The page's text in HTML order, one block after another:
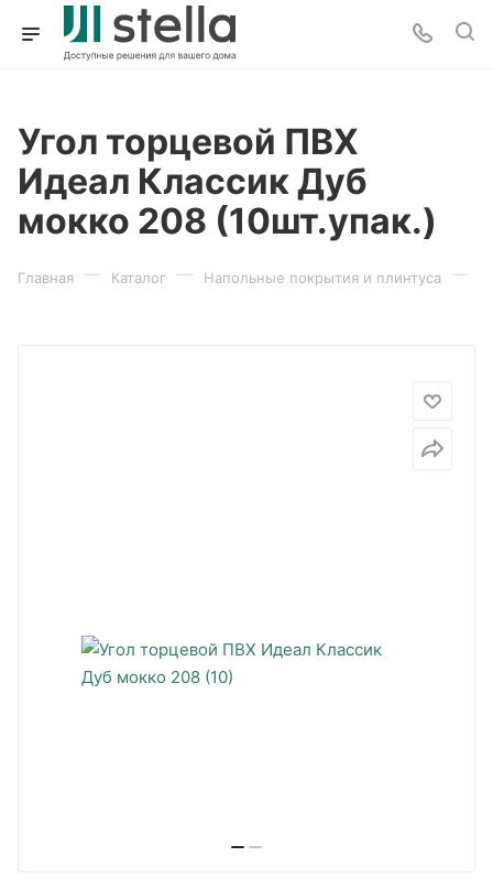
Угол торцевой ПВХ
Идеал Классик Дуб
мокко 208 (10шт.упак.)
Главная — Каталог — Напольные покрытия и плинтуса —